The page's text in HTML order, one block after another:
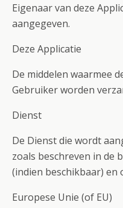
Eigenaar van deze
aangegeven.
Deze Applicatie
De middelen waarmee
Gebruiker worden
Dienst
De Dienst die wordt
zoals beschreven in de
(indien beschikbaar) en
Europese Unie (of EU)